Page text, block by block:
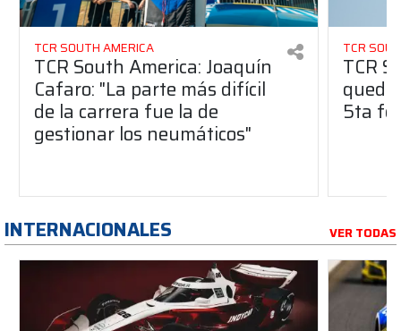
TCR SOUTH AMERICA
TCR South America: Joaquín
Cafaro: "La parte más difícil
de la carrera fue la de
gestionar los neumáticos"
TCR
TCR
5ta
INTERNACIONALES VER TODAS